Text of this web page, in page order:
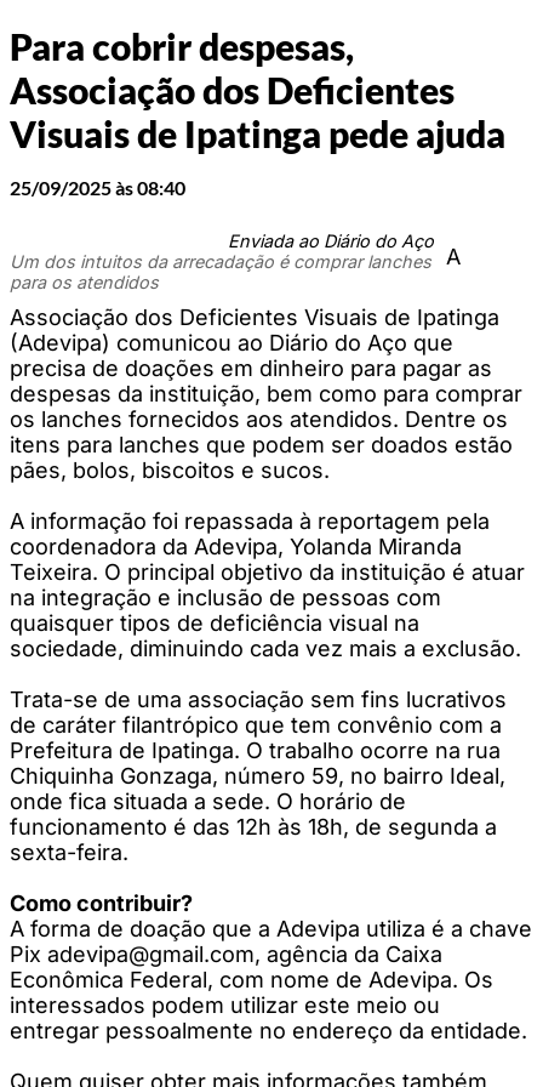
Para cobrir despesas,
Associação dos Deficientes
Visuais de Ipatinga pede ajuda
25/09/2025 às 08:40
Enviada ao Diário do Aço
Um dos intuitos da arrecadação é comprar lanches
para os atendidos
A
Associação dos Deficientes Visuais de Ipatinga
(Adevipa) comunicou ao Diário do Aço que
precisa de doações em dinheiro para pagar as
despesas da instituição, bem como para comprar
os lanches fornecidos aos atendidos. Dentre os
itens para lanches que podem ser doados estão
pães, bolos, biscoitos e sucos.
A informação foi repassada à reportagem pela
coordenadora da Adevipa, Yolanda Miranda
Teixeira. O principal objetivo da instituição é atuar
na integração e inclusão de pessoas com
quaisquer tipos de deficiência visual na
sociedade, diminuindo cada vez mais a exclusão.
Trata-se de uma associação sem fins lucrativos
de caráter filantrópico que tem convênio com a
Prefeitura de Ipatinga. O trabalho ocorre na rua
Chiquinha Gonzaga, número 59, no bairro Ideal,
onde fica situada a sede. O horário de
funcionamento é das 12h às 18h, de segunda a
sexta-feira.
Como contribuir?
A forma de doação que a Adevipa utiliza é a chave
Pix adevipa@gmail.com, agência da Caixa
Econômica Federal, com nome de Adevipa. Os
interessados podem utilizar este meio ou
entregar pessoalmente no endereço da entidade.
Quem quiser obter mais informações também